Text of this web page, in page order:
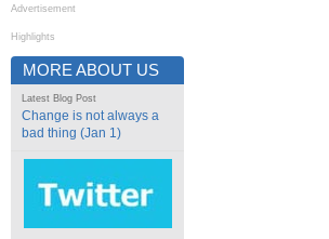
Advertisement
Highlights
MORE ABOUT US
Latest Blog Post
Change is not always a
bad thing (Jan 1)